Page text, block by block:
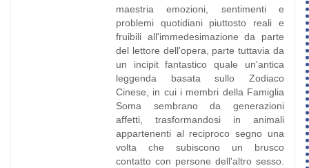
maestria emozioni, sentimenti e
problemi quotidiani piuttosto reali e
fruibili all'immedesimazione da parte
del lettore dell'opera, parte tuttavia da
un incipit fantastico quale un'antica
leggenda basata sullo Zodiaco
Cinese, in cui i membri della Famiglia
Soma sembrano da generazioni
affetti, trasformandosi in animali
appartenenti al reciproco segno una
volta che subiscono un brusco
contatto con persone dell'altro sesso.